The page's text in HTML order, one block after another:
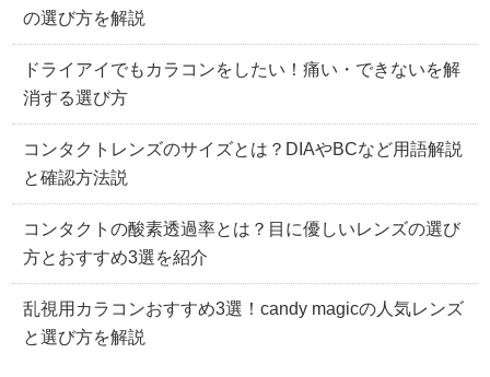
の選び方を解説
ドライアイでもカラコンをしたい！痛い・できないを解
消する選び方
コンタクトレンズのサイズとは？DIAやBCなど用語解説
と確認方法説
コンタクトの酸素透過率とは？目に優しいレンズの選び
方とおすすめ3選を紹介
乱視用カラコンおすすめ3選！candy magicの人気レンズ
と選び方を解説